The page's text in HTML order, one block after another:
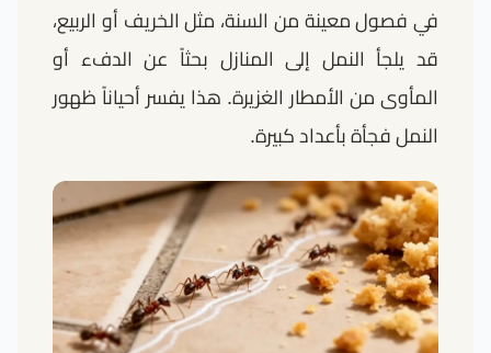
في فصول معينة من السنة، مثل الخريف أو الربيع،
قد يلجأ النمل إلى المنازل بحثاً عن الدفء أو
المأوى من الأمطار الغزيرة. هذا يفسر أحياناً ظهور
النمل فجأة بأعداد كبيرة.